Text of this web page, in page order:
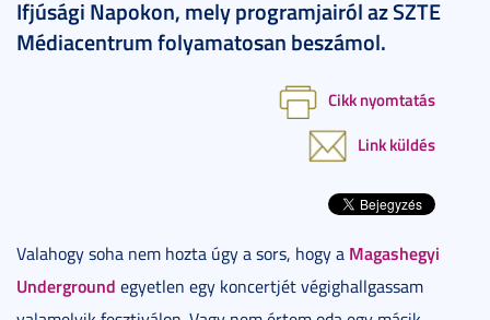
Ifjúsági Napokon, mely programjairól az SZTE
Médiacentrum folyamatosan beszámol.
Cikk nyomtatás
Link küldés
Valahogy soha nem hozta úgy a sors, hogy a Magashegyi
Underground egyetlen egy koncertjét végighallgassam